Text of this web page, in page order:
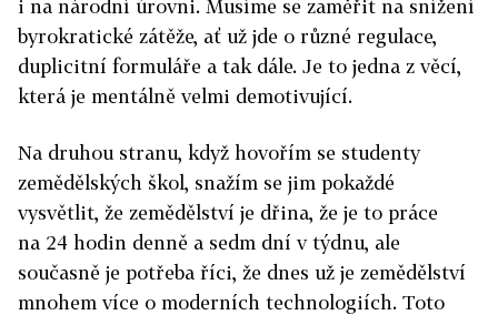
i na národní úrovni. Musíme se zaměřit na snížení
byrokratické zátěže, ať už jde o různé regulace,
duplicitní formuláře a tak dále. Je to jedna z věcí,
která je mentálně velmi demotivující.
Na druhou stranu, když hovořím se studenty
zemědělských škol, snažím se jim pokaždé
vysvětlit, že zemědělství je dřina, že je to práce
na 24 hodin denně a sedm dní v týdnu, ale
současně je potřeba říci, že dnes už je zemědělství
mnohem více o moderních technologiích. Toto